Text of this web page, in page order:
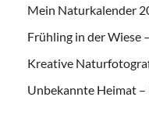
Mein Naturkalender
Frühling in der Wiese
Kreative
Unbekannte Heimat –